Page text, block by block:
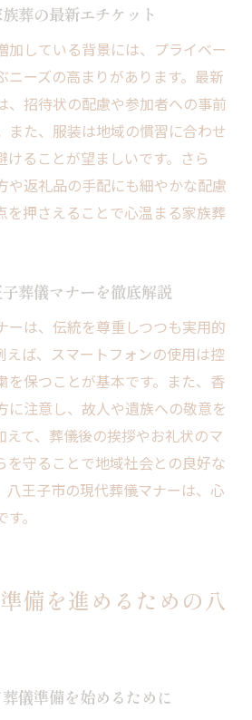
葬の最新エチケット
加している背景には、プライベー
ニーズの高まりがあります。最新
、招待状の配慮や参加者への事前
また、服装は地域の慣習に合わせ
けることが望ましいです。さら
や返礼品の手配にも細やかな配慮
を押さえることで心温まる家族葬
葬儀マナーを徹底解説
ーは、伝統を尊重しつつも実用的
えば、スマートフォンの使用は控
を保つことが基本です。また、香
に注意し、故人や遺族への敬意を
えて、葬儀後の挨拶やお礼状のマ
を守ることで地域社会との良好な
八王子市の現代葬儀マナーは、心
。
備を進めるための八
儀準備を始めるために